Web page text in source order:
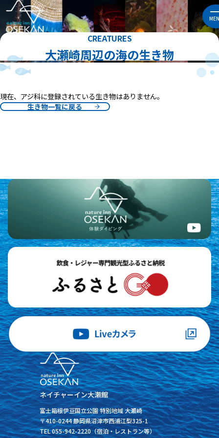
CREATURES
大瀬崎周辺の海の生き物
現在、アジ科に登録されている生き物はありません。
生き物一覧に戻る
ネイチャーイン大瀬館
富士箱根伊豆国立公園 特別地域 大瀬崎
〒410-0244 静岡県沼津市西浦江梨325-1
TEL 055-942-2220（宿泊・レストラン等）